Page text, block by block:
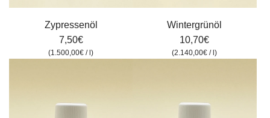
Zypressenöl
Warenkorb
hinzufügen
Zypressenöl
7,50€
(1.500,00€ / l)
Wintergrünöl
Warenkorb
hinzufügen
Wintergrünöl
10,70€
(2.140,00€ / l)